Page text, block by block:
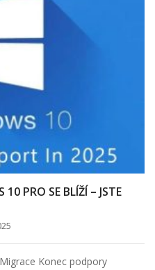
PRO SE BLÍŽÍ – JSTE
Konec podpory